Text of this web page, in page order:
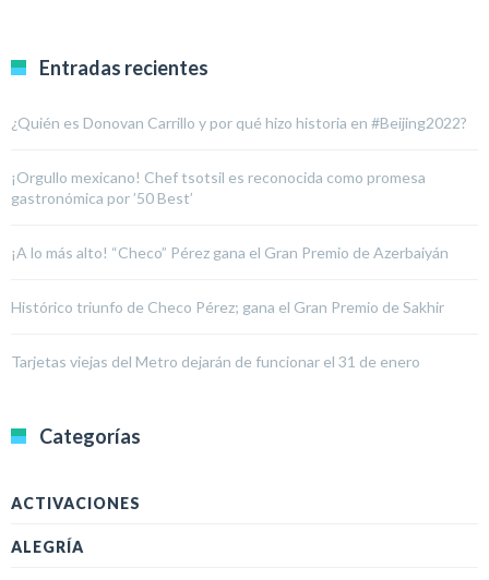
Entradas recientes
¿Quién es Donovan Carrillo y por qué hizo historia en #Beijing2022?
¡Orgullo mexicano! Chef tsotsil es reconocida como promesa
gastronómica por ’50 Best’
¡A lo más alto! “Checo” Pérez gana el Gran Premio de Azerbaiyán
Histórico triunfo de Checo Pérez; gana el Gran Premio de Sakhir
Tarjetas viejas del Metro dejarán de funcionar el 31 de enero
Categorías
ACTIVACIONES
ALEGRÍA